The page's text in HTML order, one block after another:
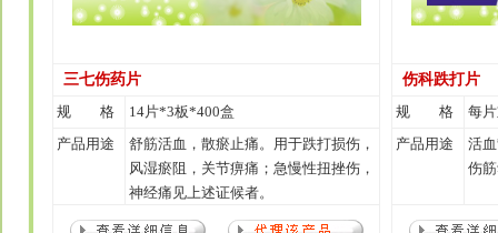
三七伤药片
规 格
14片*3板*400盒
产品用途
舒筋活血，散瘀止痛。用于跌打损伤，
风湿瘀阻，关节痹痛；急慢性扭挫伤，
神经痛见上述证候者。
伤科跌打片
规 格
每
产品用途
活
伤